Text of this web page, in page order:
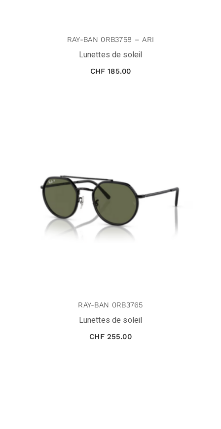
RAY-BAN 0RB3758 – ARI
Lunettes de soleil
CHF 185.00
RAY-BAN 0RB3765
Lunettes de soleil
CHF255.00